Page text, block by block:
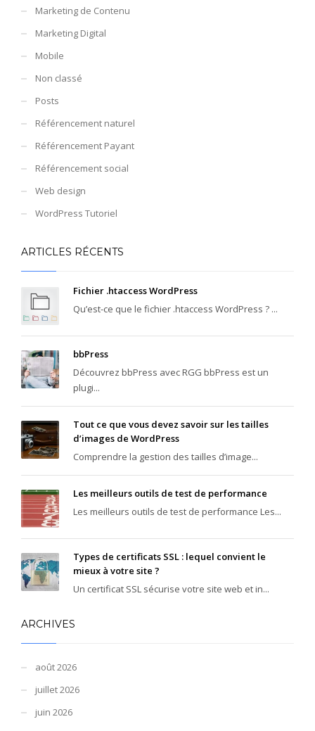
Marketing de Contenu
Marketing Digital
Mobile
Non classé
Posts
Référencement naturel
Référencement Payant
Référencement social
Web design
WordPress Tutoriel
ARTICLES RÉCENTS
Fichier .htaccess WordPress
Qu’est-ce que le fichier .htaccess WordPress ? ...
bbPress
Découvrez bbPress avec RGG bbPress est un
plugi...
Tout ce que vous devez savoir sur les tailles
d’images de WordPress
Comprendre la gestion des tailles d’image...
Les meilleurs outils de test de performance
Les meilleurs outils de test de performance Les...
Types de certificats SSL : lequel convient le
mieux à votre site ?
Un certificat SSL sécurise votre site web et in...
ARCHIVES
août 2026
juillet 2026
juin 2026